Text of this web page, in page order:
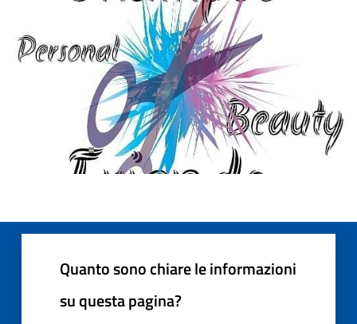
Quanto sono chiare le informazioni
su questa pagina?